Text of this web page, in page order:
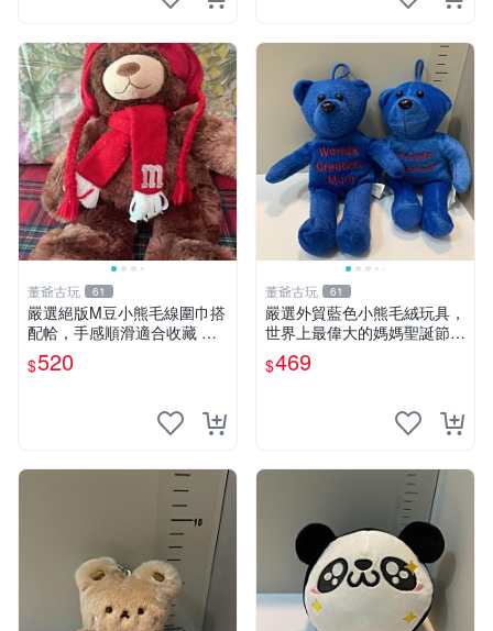
董爺古玩 61
嚴選絕版M豆小熊毛線圍巾搭
配帢，手感順滑適合收藏 絕
版M豆小熊、圍巾、毛線帢
經典好搭
$520
董爺古玩 61
嚴選外貿藍色小熊毛絨玩具，
世界上最偉大的媽媽聖誕節推
薦禮物 五角星 兒童玩具 母親
節
$469